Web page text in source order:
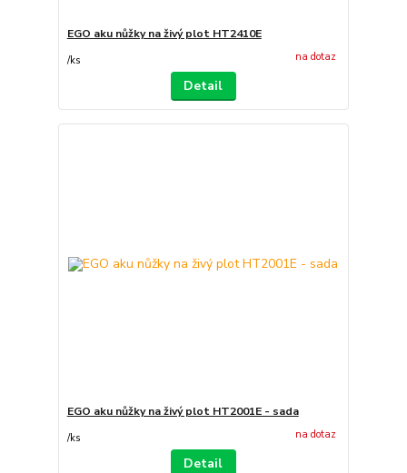
EGO aku nůžky na živý plot HT2410E
/ks na dotaz
Detail
EGO aku nůžky na živý plot HT2001E - sada
/ks na dotaz
Detail